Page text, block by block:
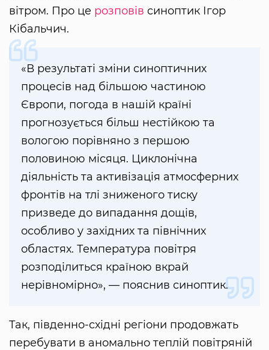
вітром. Про це розповів синоптик Ігор
Кібальчич.
«В результаті зміни синоптичних
процесів над більшою частиною
Європи, погода в нашій країні
прогнозується більш нестійкою та
вологою порівняно з першою
половиною місяця. Циклонічна
діяльність та активізація атмосферних
фронтів на тлі зниженого тиску
призведе до випадання дощів,
особливо у західних та північних
областях. Температура повітря
розподілиться країною вкрай
нерівномірно», — пояснив синоптик.
Так, південно-східні регіони продовжать
перебувати в аномально теплій повітряній